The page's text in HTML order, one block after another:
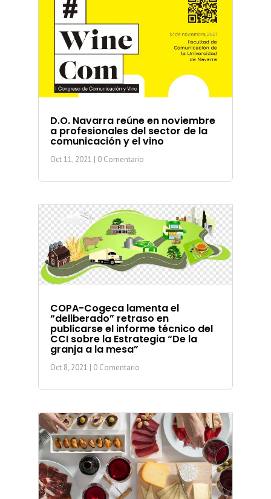
D.O. Navarra reúne en noviembre
a profesionales del sector de la
comunicación y el vino
Oct 11, 2021 | 0 Comentario
COPA-Cogeca lamenta el
“deliberado” retraso en
publicarse el informe técnico del
CCI sobre la Estrategia “De la
granja a la mesa”
Oct 8, 2021 | 0 Comentario